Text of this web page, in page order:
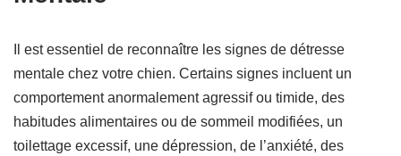
Il est essentiel de reconnaître les signes de détresse
mentale chez votre chien. Certains signes incluent un
comportement anormalement agressif ou timide, des
habitudes alimentaires ou de sommeil modifiées, un
toilettage excessif, une dépression, de l’anxiété, des